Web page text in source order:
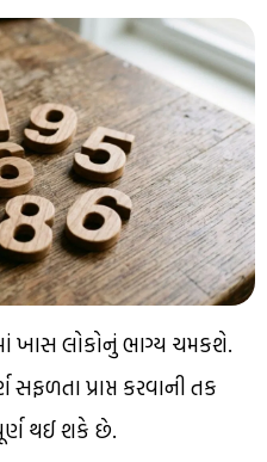
ખાસ લોકોનું ભાગ્ય ચમકશે.
પ્રાપ્ત કરવાની તક
થઈ શકે છે.